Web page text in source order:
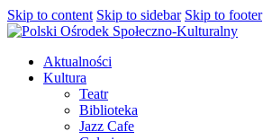
Skip to content Skip to sidebar Skip to footer
Aktualności
Kultura
Teatr
Biblioteka
Jazz Cafe